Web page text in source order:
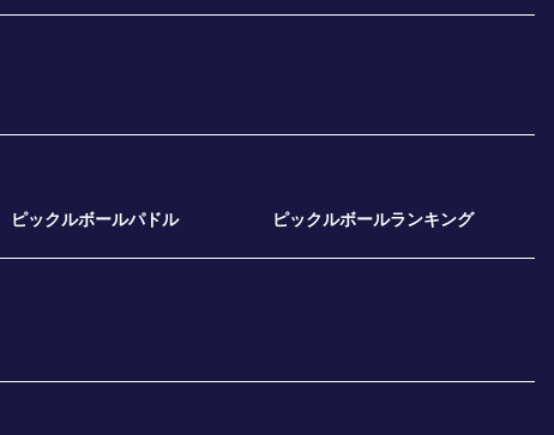
ピックルボールパドル ピックルボールランキング